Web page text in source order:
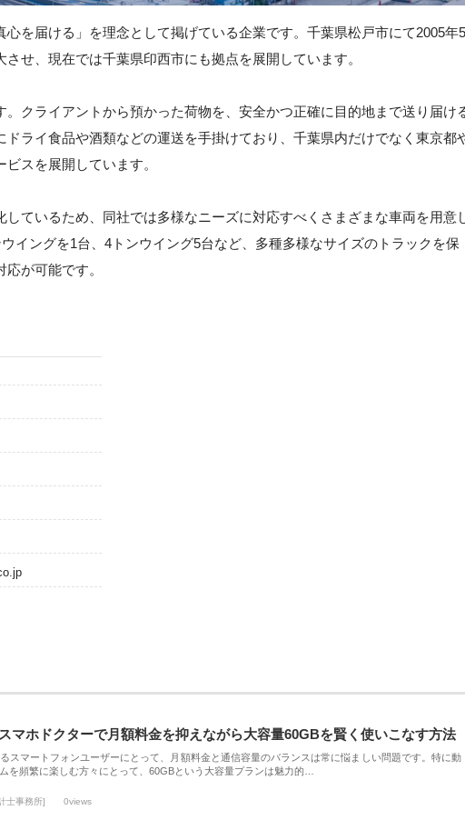
心を届ける」を理念として掲げている企業です。千葉県松戸市にて2005年5
せ、現在では千葉県印西市にも拠点を展開しています。
クライアントから預かった荷物を、安全かつ正確に目的地まで送り届け
ドライ食品や酒類などの運送を手掛けており、千葉県内だけでなく東京都
スを展開しています。
ているため、同社では多様なニーズに対応すべくさまざまな車両を用意
イングを1台、4トンウイング5台など、多種多様なサイズのトラックを保
が可能です。
マホドクターで月額料金を抑えながら大容量60GBを賢く使いこなす方法
スマートフォンユーザーにとって、月額料金と通信容量のバランスは常に悩ましい問題です。特に動
を頻繁に楽しむ方々にとって、60GBという大容量プランは魅力的…
士事務所] 0views